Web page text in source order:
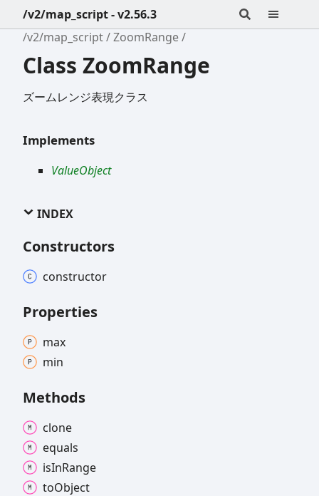
/v2/map_script - v2.56.3
/v2/map_script
ZoomRange
Class ZoomRange
ズームレンジ表現クラス
Implements
ValueObject
INDEX
Constructors
constructor
Properties
max
min
Methods
clone
equals
isInRange
toObject